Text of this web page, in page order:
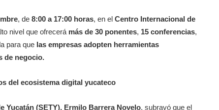
, de 8:00 a 17:00 horas, en el Centro Internacional de
nivel que ofrecerá más de 30 ponentes, 15 conferencias,
para que las empresas adopten herramientas
de negocio.
del ecosistema digital yucateco
Yucatán (SETY), Ermilo Barrera Novelo, subrayó que el